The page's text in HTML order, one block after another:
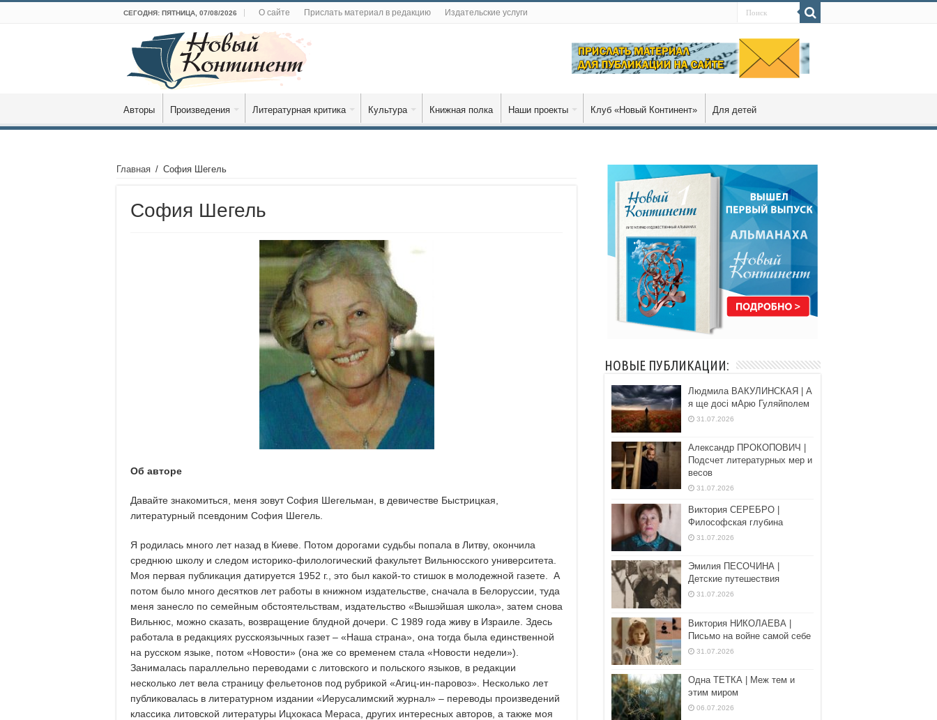
СЕГОДНЯ: ПЯТНИЦА, 07/08/2026 О сайте Прислать материал в редакцию Издательские услуги
Авторы Произведения Литературная критика Культура Книжная полка Наши проекты Клуб «Новый Континент» Для детей
Главная / София Шегель
София Шегель
Об авторе
Давайте знакомиться, меня зовут София Шегельман, в девичестве Быстрицкая,
литературный псевдоним София Шегель.
Я родилась много лет назад в Киеве. Потом дорогами судьбы попала в Литву, окончила
среднюю школу и следом историко-филологический факультет Вильнюсского университета.
Моя первая публикация датируется 1952 г., это был какой-то стишок в молодежной газете. А
потом было много десятков лет работы в книжном издательстве, сначала в Белоруссии, туда
меня занесло по семейным обстоятельствам, издательство «Вышэйшая школа», затем снова
Вильнюс, можно сказать, возвращение блудной дочери. С 1989 года живу в Израиле. Здесь
работала в редакциях русскоязычных газет – «Наша страна», она тогда была единственной
на русском языке, потом «Новости» (она же со временем стала «Новости недели»).
Занималась параллельно переводами с литовского и польского языков, в редакции
несколько лет вела страницу фельетонов под рубрикой «Агиц-ин-паровоз». Несколько лет
публиковалась в литературном издании «Иерусалимский журнал» – переводы произведений
классика литовской литературы Ицхокаса Мераса, других интересных авторов, а также моя
НОВЫЕ ПУБЛИКАЦИИ:
Людмила ВАКУЛИНСКАЯ | А
я ще досі мАрю Гуляйполем
31.07.2026
Александр ПРОКОПОВИЧ |
Подсчет литературных мер и
весов
31.07.2026
Виктория СЕРЕБРО |
Философская глубина
31.07.2026
Эмилия ПЕСОЧИНА |
Детские путешествия
31.07.2026
Виктория НИКОЛАЕВА |
Письмо на войне самой себе
31.07.2026
Одна ТЕТКА | Меж тем и
этим миром
06.07.2026